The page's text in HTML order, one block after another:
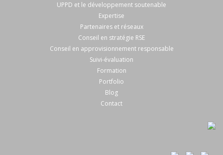
UPPD et le développement soutenable
Expertise
Partenaires et réseaux
Conseil en stratégie RSE
Conseil en approvisionnement responsable
Suivi-évaluation
Formation
Portfolio
Blog
Contact